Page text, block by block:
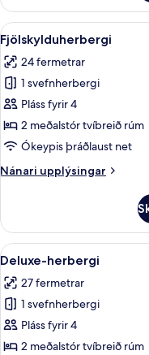
herbergi
Skoða
allar
myndir
fyrir
Fjölskylduherbergi
1
Fjölskylduherbergi
24 fermetrar
1 svefnherbergi
Pláss fyrir 4
2 meðalstór tvíbreið rúm
Ókeypis þráðlaust net
Nánari upplýsingar
Nánari
Skoða
allar
myndir
fyrir
Deluxe-
herbergi
1
Deluxe-herbergi
27 fermetrar
1 svefnherbergi
Pláss fyrir 4
2 meðalstór tvíbreið rúm